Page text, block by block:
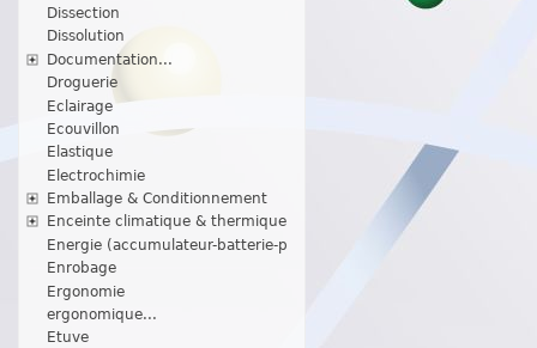
Dissection
Dissolution
Documentation...
Droguerie
Eclairage
Ecouvillon
Elastique
Electrochimie
Emballage & Conditionnement
Enceinte climatique & thermique
Energie (accumulateur-batterie-p
Enrobage
Ergonomie
ergonomique...
Etuve